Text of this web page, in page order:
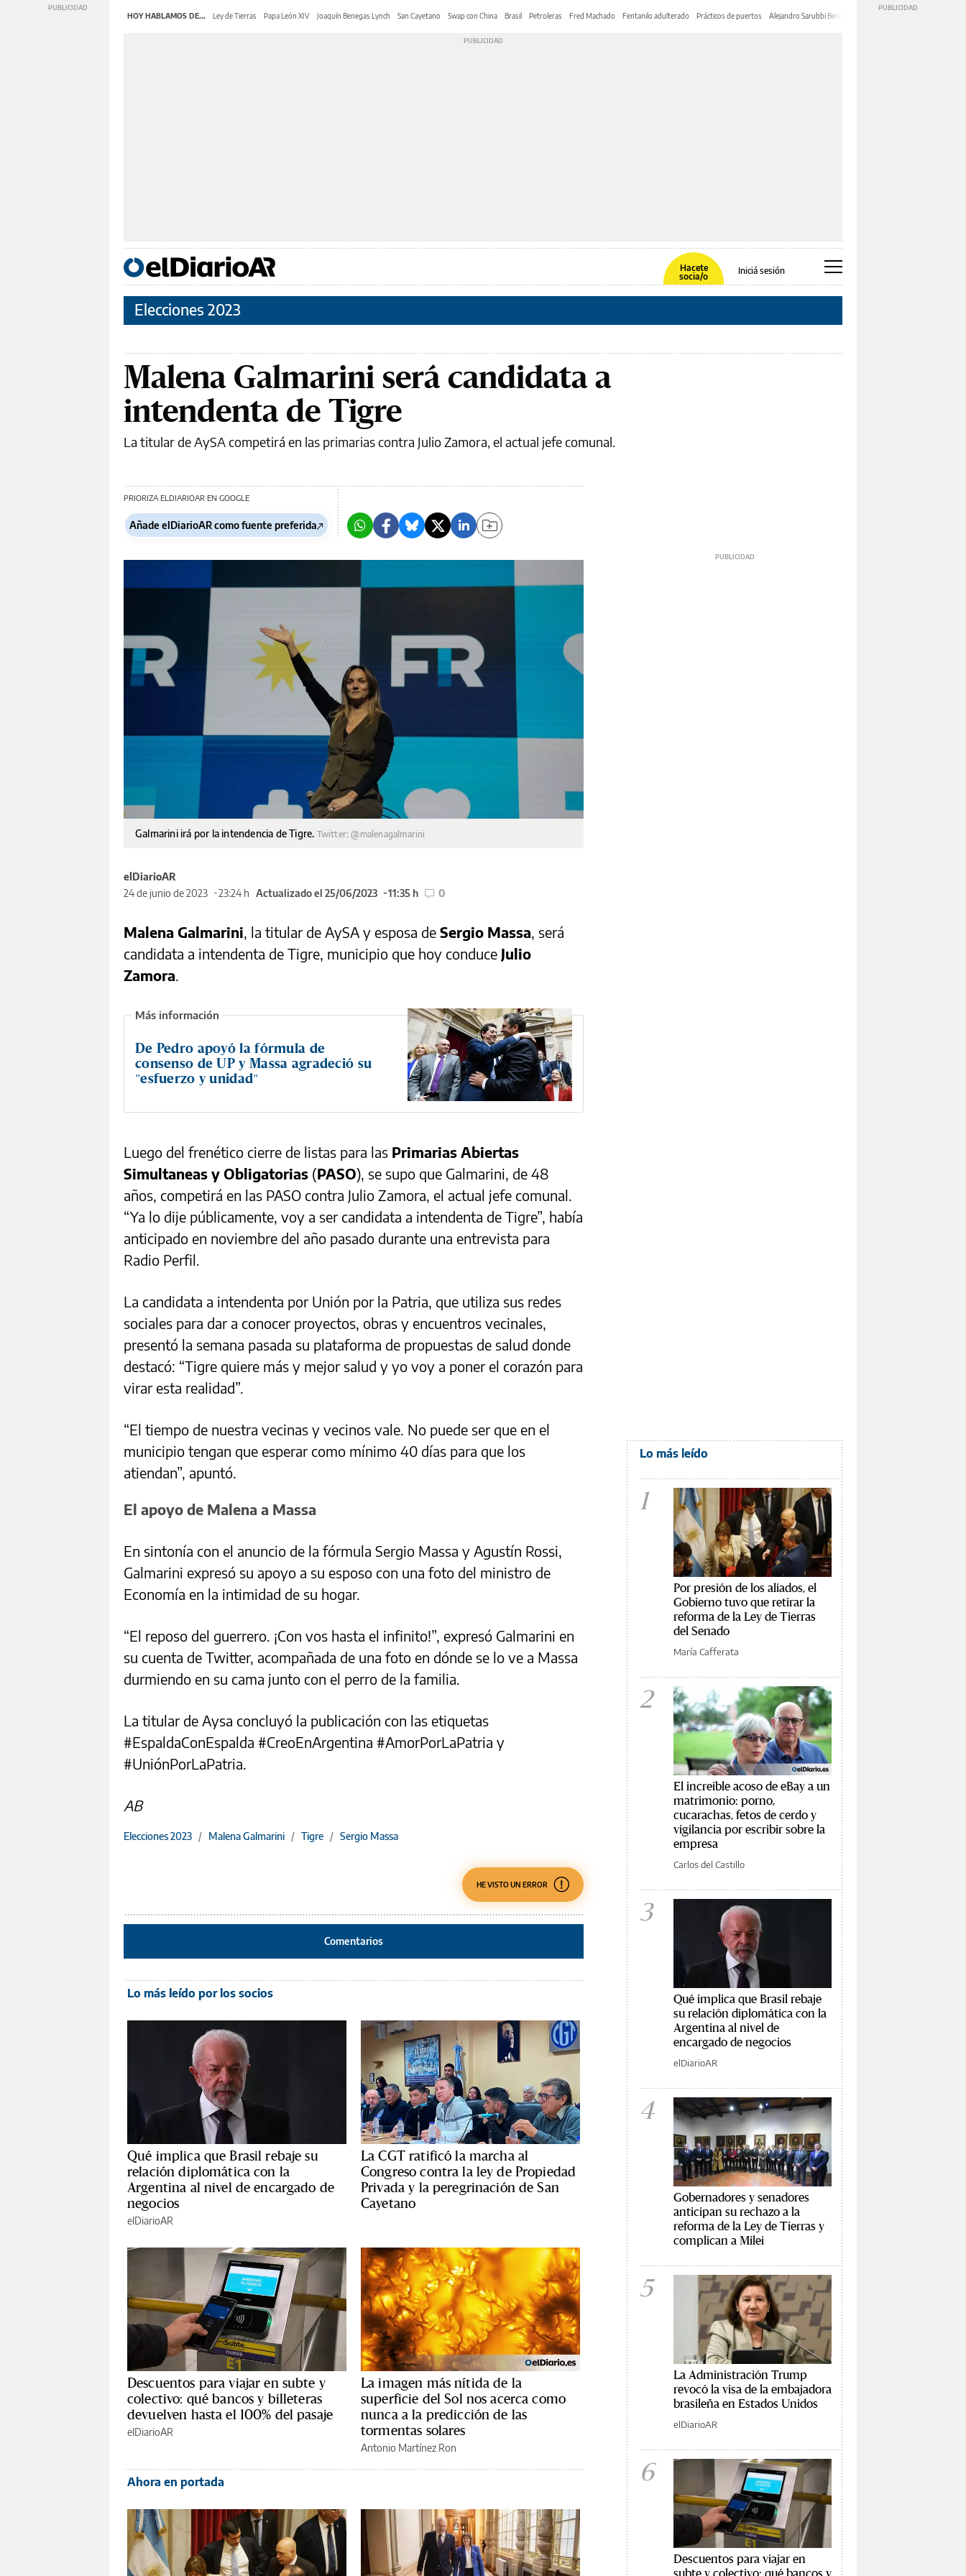
HOY HABLAMOS DE... Ley de Tierras Papa León XIV Joaquín Benegas Lynch San Cayetano Swap con China Brasil Petroleras Fred Machado Fentanilo adulterado Prácticos de puertos Alejandro Sarubbi Benítez
Hacete
socia/o
Iniciá sesión
Elecciones 2023
Malena Galmarini será candidata a
intendenta de Tigre
La titular de AySA competirá en las primarias contra Julio Zamora, el actual jefe comunal.
PRIORIZA ELDIARIOAR EN GOOGLE
Añade elDiarioAR como fuente preferida
Galmarini irá por la intendencia de Tigre. Twitter: @malenagalmarini
elDiarioAR
24 de junio de 2023
23:24 h Actualizado el 25/06/2023 11:35 h 0
Malena Galmarini, la titular de AySA y esposa de Sergio Massa, será
candidata a intendenta de Tigre, municipio que hoy conduce Julio
Zamora.
De Pedro apoyó la fórmula de
consenso de UP y Massa agradeció su
"esfuerzo y unidad"
Luego del frenético cierre de listas para las Primarias Abiertas
Simultaneas y Obligatorias (PASO), se supo que Galmarini, de 48
años, competirá en las PASO contra Julio Zamora, el actual jefe comunal.
“Ya lo dije públicamente, voy a ser candidata a intendenta de Tigre”, había
anticipado en noviembre del año pasado durante una entrevista para
Radio Perfil.
La candidata a intendenta por Unión por la Patria, que utiliza sus redes
sociales para dar a conocer proyectos, obras y encuentros vecinales,
presentó la semana pasada su plataforma de propuestas de salud donde
destacó: “Tigre quiere más y mejor salud y yo voy a poner el corazón para
virar esta realidad”.
“El tiempo de nuestra vecinas y vecinos vale. No puede ser que en el
municipio tengan que esperar como mínimo 40 días para que los
atiendan”, apuntó.
El apoyo de Malena a Massa
En sintonía con el anuncio de la fórmula Sergio Massa y Agustín Rossi,
Galmarini expresó su apoyo a su esposo con una foto del ministro de
Economía en la intimidad de su hogar.
“El reposo del guerrero. ¡Con vos hasta el infinito!”, expresó Galmarini en
su cuenta de Twitter, acompañada de una foto en dónde se lo ve a Massa
durmiendo en su cama junto con el perro de la familia.
La titular de Aysa concluyó la publicación con las etiquetas
#EspaldaConEspalda #CreoEnArgentina #AmorPorLaPatria y
#UniónPorLaPatria.
AB
Elecciones 2023 / Malena Galmarini / Tigre / Sergio Massa
HE VISTO UN ERROR
Comentarios
Lo más leído por los socios
Qué implica que Brasil rebaje su
relación diplomática con la
Argentina al nivel de encargado de
negocios
elDiarioAR
La CGT ratificó la marcha al
Congreso contra la ley de Propiedad
Privada y la peregrinación de San
Cayetano
Descuentos para viajar en subte y
colectivo: qué bancos y billeteras
devuelven hasta el 100% del pasaje
elDiarioAR
La imagen más nítida de la
superficie del Sol nos acerca como
nunca a la predicción de las
tormentas solares
Antonio Martínez Ron
Ahora en portada
Lo más leído
1
Por presión de los aliados, el
Gobierno tuvo que retirar la
reforma de la Ley de Tierras
del Senado
María Cafferata
2
El increíble acoso de eBay a un
matrimonio: porno,
cucarachas, fetos de cerdo y
vigilancia por escribir sobre la
empresa
Carlos del Castillo
3
Qué implica que Brasil rebaje
su relación diplomática con la
Argentina al nivel de
encargado de negocios
elDiarioAR
4
Gobernadores y senadores
anticipan su rechazo a la
reforma de la Ley de Tierras y
complican a Milei
5
La Administración Trump
revocó la visa de la embajadora
brasileña en Estados Unidos
elDiarioAR
6
Descuentos para viajar en
subte y colectivo: qué bancos y